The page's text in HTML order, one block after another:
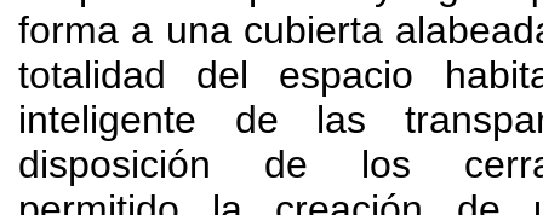
forma a una cubierta
totalidad del espacio
inteligente de las
disposición de los